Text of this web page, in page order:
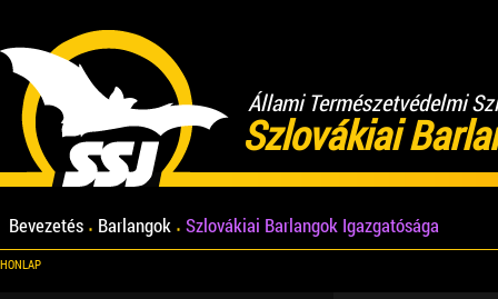
Állami Természetvédelmi
Szlovákiai
Bevezetés Barlangok Szlovákiai Barlangok Igazgatósága
HONLAP